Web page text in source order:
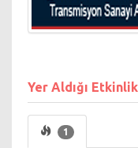
Yer Aldığı
1